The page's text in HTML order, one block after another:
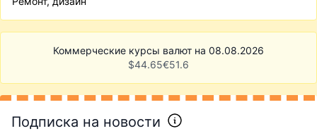
Коммерческие курсы валют на 08.08.2026
$44.65€51.6
Подписка на новости